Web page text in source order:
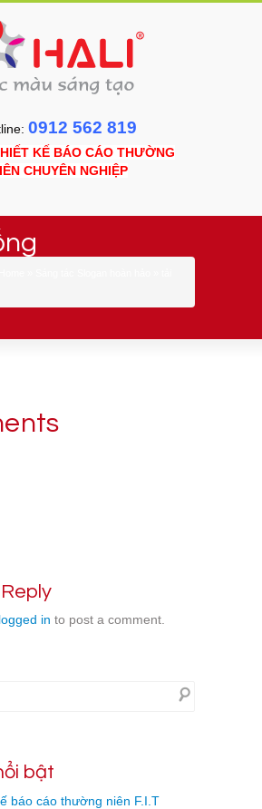
0912 562 819
KẾ BÁO CÁO THƯỜNG
CHUYÊN NGHIỆP
logged in to post a comment.
bật
báo cáo thường niên F.I.T